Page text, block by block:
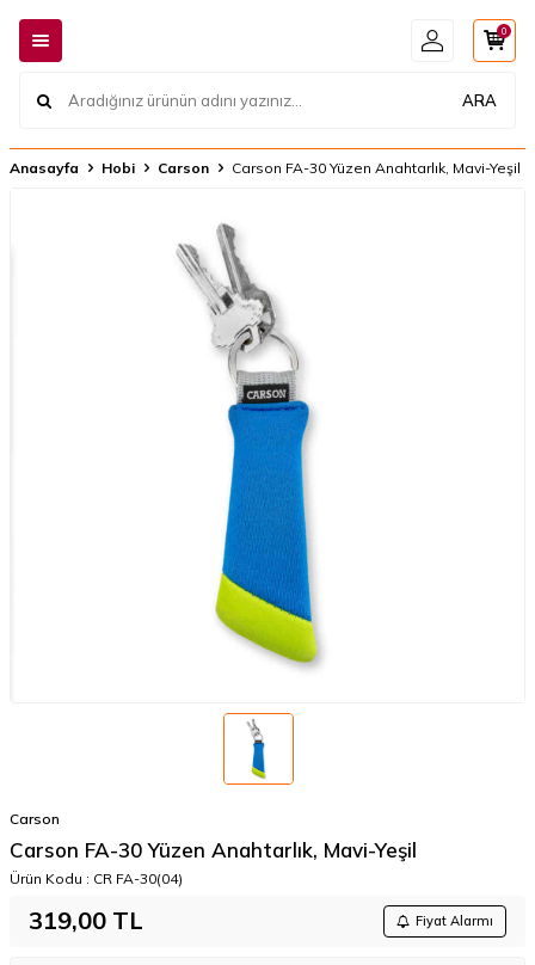
ARA
0
Anasayfa Hobi Carson Carson FA-30 Yüzen Anahtarlık, Mavi-Yeşil
Carson
Carson FA-30 Yüzen Anahtarlık, Mavi-Yeşil
Ürün Kodu : CR FA-30(04)
319,00 TL Fiyat Alarmı